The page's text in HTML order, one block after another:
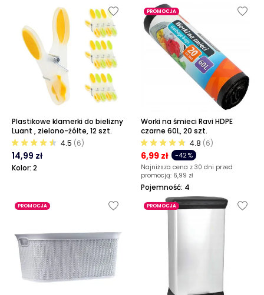
Plastikowe klamerki do bielizny
Luant , zielono-żółte, 12 szt.
4.5 (6)
14,99 zł
Kolor: 2
PROMOCJA
Worki na śmieci Ravi HDPE
czarne 60L, 20 szt.
4.8 (6)
6,99 zł -42%
Najniższa cena z 30 dni przed
promocją: 6,99 zł
Pojemność: 4
PROMOCJA PROMOCJA